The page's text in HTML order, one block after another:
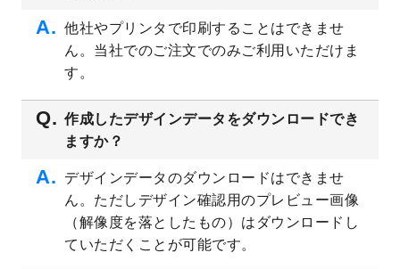
を公開いたしました。
2023/5/9
書類カバー（見積書表紙）のデザインテン
追加しました。
2023/4/20
2023/4/18
セミナー・講演会のチラシデザインテンプ
レートを追加しました。
2023/4/18
スポーツジム・フィットネスクラブのチラ
シデザインテンプレート
他社やプリンタで印刷することはできませ
ん。当社でのご注文でのみご利用いただけま
す。
作成したデザインデータをダウンロードでき
ますか？
デザインデータのダウンロードはできませ
ん。ただしデザイン確認用のプレビュー画像
（解像度を落としたもの）はダウンロードし
ていただくことが可能です。